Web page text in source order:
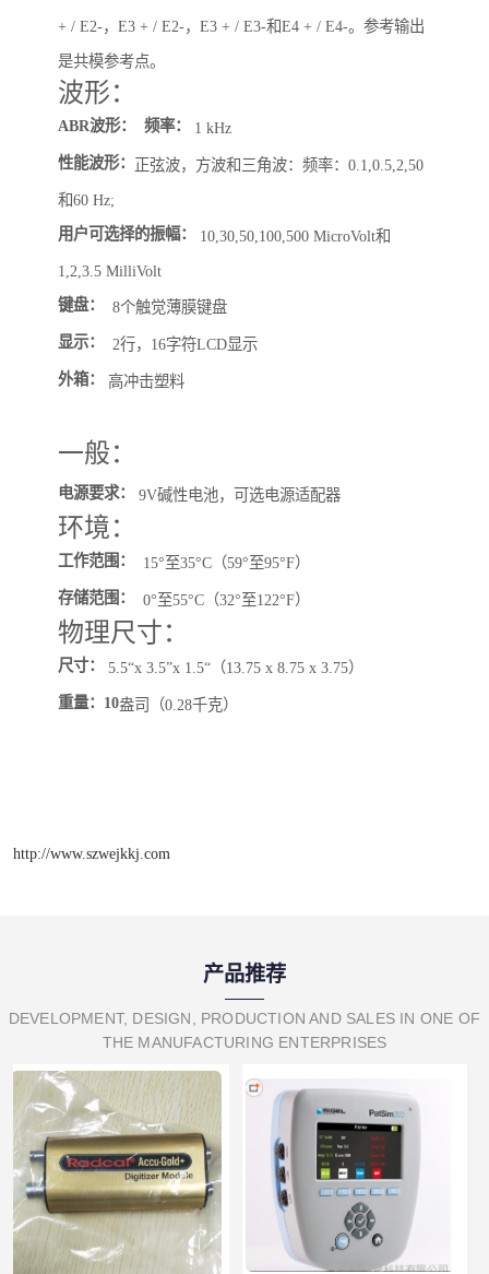
+ / E2-，E3 + / E2-，E3 + / E3-和E4 + / E4-。 参考输出
是共模参考点。
波形：
ABR波形： 频率： 1 kHz
性能波形：
正弦波，方波和三角波：频率：0.1,0.5,2,50
和60 Hz;
用户可选择的振幅：
10,30,50,100,500 MicroVolt和
1,2,3.5 MilliVolt
键盘： 8个触觉薄膜键盘
显示： 2行，16字符LCD显示
外箱： 高冲击塑料
一般：
电源要求： 9V碱性电池，可选电源适配器
环境：
工作范围 ： 15°至35°C（59°至95°F）
存储范围 ： 0°至55°C（32°至122°F）
物理尺寸：
尺寸： 5.5“x 3.5”x 1.5“（13.75 x 8.75 x 3.75）
重量：10盎司（0.28千克）
http://www.szwejkkj.com
产品推荐
DEVELOPMENT, DESIGN, PRODUCTION AND SALES IN ONE OF
THE MANUFACTURING ENTERPRISES